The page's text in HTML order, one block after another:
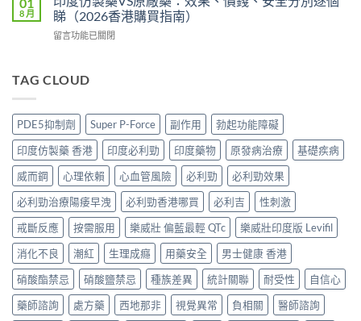
果
與
購
中
買
貨？
效
價
錢、
效
果
購
買
攻
略〉
中
60
香
港
買
2026
價
錢、
效
與
購
買
攻
略〉
中
士
印
度
錢
較：
Tadarise、
Tadacip、
Vidalista
款
最
抵？
香
港
購
買
攻
略〉
中
8 月
睇（2026香港購買指南）
在
仿
VS
原
廠
藥：
效
果、
價
錢、
安
全
分
別
逐
個
睇
留言功能已關閉
TAG CLOUD
PDE5抑制劑 Super P-Force 副作用
勃起功能障礙
印度仿製藥 香港
印度必利勁 印度藥物 原發病治療
基礎疾病
威而鋼
心理依賴 心血管風險 必利勁
必利勁效果
必利勁治療陽痿早洩
必利勁香港哪買 必利吉
性刺激
戒斷反應
按需服用 樂威壯 偏藍最輕 QTc
樂威壯印度版 Levifil
消化不良
潮紅 生理成癮 用藥安全
男士健康 香港
硝酸酯禁忌
硝酸鹽禁忌 種族差異 統計關聯 耐受性
自信心
藥師諮詢
處方藥 西地那非 視覺異常 負相關 醫師諮詢